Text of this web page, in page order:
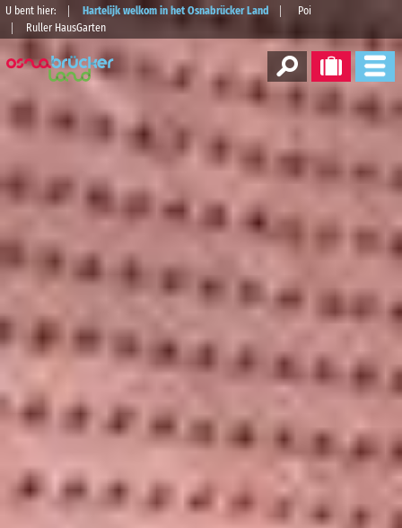
U bent hier: Hartelijk welkom in het Osnabrücker Land
Poi
Ruller HausGarten